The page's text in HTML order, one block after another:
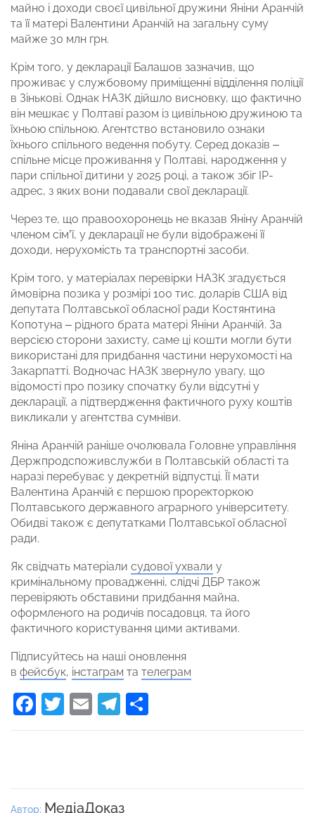
майно і доходи своєї цивільної дружини Яніни Аранчій
та її матері Валентини Аранчій на загальну суму
майже 30 млн грн.
Крім того, у декларації Балашов зазначив, що
проживає у службовому приміщенні відділення поліції
в Зінькові. Однак НАЗК дійшло висновку, що фактично
він мешкає у Полтаві разом із цивільною дружиною та
їхньою спільною. Агентство встановило ознаки
їхнього спільного ведення побуту. Серед доказів –
спільне місце проживання у Полтаві, народження у
пари спільної дитини у 2025 році, а також збіг IP-
адрес, з яких вони подавали свої декларації.
Через те, що правоохоронець не вказав Яніну Аранчій
членом сім’ї, у декларації не були відображені її
доходи, нерухомість та транспортні засоби.
Крім того, у матеріалах перевірки НАЗК згадується
ймовірна позика у розмірі 100 тис. доларів США від
депутата Полтавської обласної ради Костянтина
Копотуна – рідного брата матері Яніни Аранчій. За
версією сторони захисту, саме ці кошти могли бути
використані для придбання частини нерухомості на
Закарпатті. Водночас НАЗК звернуло увагу, що
відомості про позику спочатку були відсутні у
декларації, а підтвердження фактичного руху коштів
викликали у агентства сумніви.
Яніна Аранчій раніше очолювала Головне управління
Держпродспоживслужби в Полтавській області та
наразі перебуває у декретній відпустці. Її мати
Валентина Аранчій є першою проректоркою
Полтавського державного аграрного університету.
Обидві також є депутатками Полтавської обласної
ради.
Як свідчать матеріали судової ухвали у
кримінальному провадженні, слідчі ДБР також
перевіряють обставини придбання майна,
оформленого на родичів посадовця, та його
фактичного користування цими активами.
Підписуйтесь на наші оновлення
в фейсбук, інстаграм та телеграм
Facebook
Twitter
EmailTelegram
Автор: МедіаДоказ